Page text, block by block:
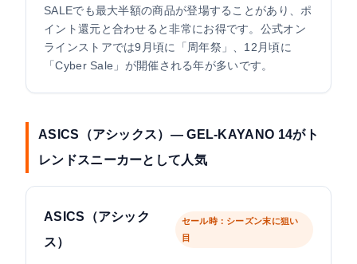
SALEでも最大半額の商品が登場することがあり、ポ
イント還元と合わせると非常にお得です。公式オン
ラインストアでは9月頃に「周年祭」、12月頃に
「Cyber Sale」が開催される年が多いです。
ASICS（アシックス）— GEL-KAYANO 14がト
レンドスニーカーとして人気
ASICS（アシック
ス）
セール時：シーズン末に狙い
目